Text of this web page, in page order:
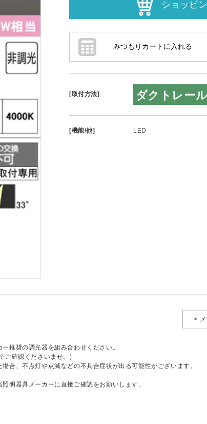
[取付方法] ダクトレール
[機能/他] LED
>
推奨の調光器を組み合わせください。
ご確認くださいませ。)
合、不点灯や点滅などの不具合症状が出る可能性がございます。
明器具メーカーに直接ご確認をお願いします。